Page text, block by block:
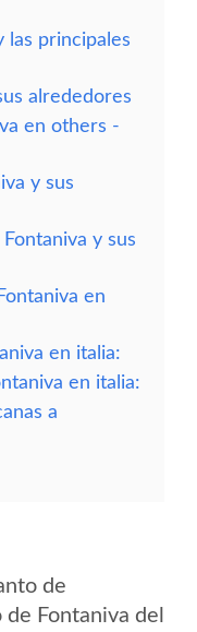
las principales
alrededores
en others -
y sus
y sus
en
en italia:
en italia:
a
de
Fontaniva del